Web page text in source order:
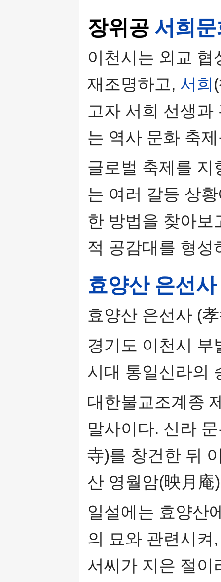
장위공 서희
이천시는 외교
재조명하고, 서희
고자 서희 선생
는 역사 문화 축
글로벌 축제를 지
는 여러 갈등 상
한 방법을 찾아보
적 공감대를 형성
효양산 은선사
효양산 은선사 (
경기도 이천시 부
시대 통일신라의
대한불교조계종
말사이다. 신라
寺)를 창건한 뒤
산 영월암(映月
일설에는 효양산
의 묘와 관련시켜
서씨가 지은 절이